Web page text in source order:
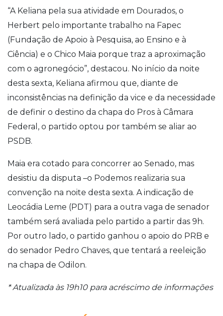
“A Keliana pela sua atividade em Dourados, o
Herbert pelo importante trabalho na Fapec
(Fundação de Apoio à Pesquisa, ao Ensino e à
Ciência) e o Chico Maia porque traz a aproximação
com o agronegócio”, destacou. No início da noite
desta sexta, Keliana afirmou que, diante de
inconsistências na definição da vice e da necessidade
de definir o destino da chapa do Pros à Câmara
Federal, o partido optou por também se aliar ao
PSDB.
Maia era cotado para concorrer ao Senado, mas
desistiu da disputa –o Podemos realizaria sua
convenção na noite desta sexta. A indicação de
Leocádia Leme (PDT) para a outra vaga de senador
também será avaliada pelo partido a partir das 9h.
Por outro lado, o partido ganhou o apoio do PRB e
do senador Pedro Chaves, que tentará a reeleição
na chapa de Odilon.
* Atualizada às 19h10 para acréscimo de informações